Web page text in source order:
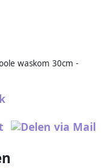
waskom 30cm -